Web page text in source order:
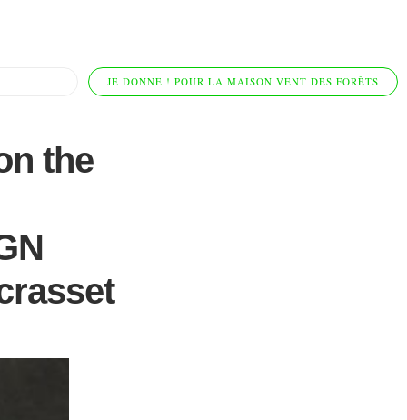
JE DONNE ! POUR LA MAISON VENT DES FORÊTS
the